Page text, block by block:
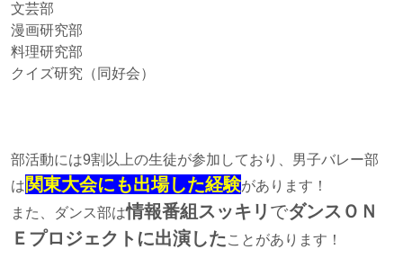
文芸部
漫画研究部
料理研究部
クイズ研究（同好会）
部活動には9割以上の生徒が参加しており、男子バレー部
は 関東大会にも出場した経験があります！
また、ダンス部は情報番組スッキリ でダンスＯＮ
Ｅプロジェクトに出演したことがあります！